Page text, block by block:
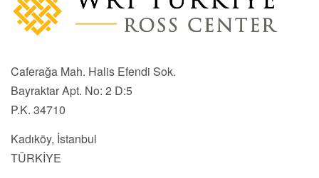
Caferağa Mah. Halis Efendi Sok.
Bayraktar Apt. No: 2 D:5
P.K. 34710
Kadıköy, İstanbul
TÜRKİYE